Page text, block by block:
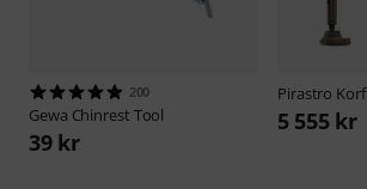
200
Gewa Chinrest Tool
39 kr
Pirastro
5 555 kr